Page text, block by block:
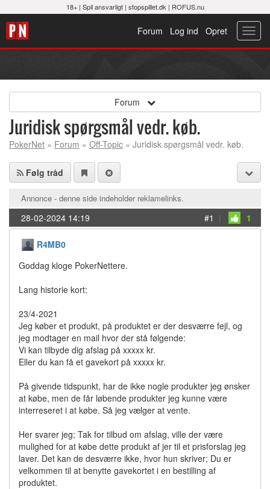
18+ | Spil ansvarligt| stopspillet.dk | ROFUS.nu
Opret
Log ind
Forum
Forum
Juridisk spørgsmål vedr. køb.
PokerNet » Forum » Off-Topic » Juridisk spørgsmål vedr. køb.
Følg tråd
Annonce - denne side indeholder reklamelinks.
28-02-2024 14:19 #1 | 1
R4MB0
Goddag kloge PokerNettere.
Lang historie kort:
23/4-2021
Jeg køber et produkt, på produktet er der desværre fejl, og
jeg modtager en mail hvor der stå følgende:
Vi kan tilbyde dig afslag på xxxxx kr.
Eller du kan få et gavekort på xxxxx kr.
På givende tidspunkt, har de ikke nogle produkter jeg ønsker
at købe, men de får løbende produkter jeg kunne være
interreseret i at købe. Så jeg vælger at vente.
Her svarer jeg; Tak for tilbud om afslag, ville der være
mulighed for at købe dette produkt af jer til et prisforslag jeg
laver. Det kan de desværre ikke, hvor hun skriver; Du er
velkommen til at benytte gavekortet i en bestilling af
produktet.